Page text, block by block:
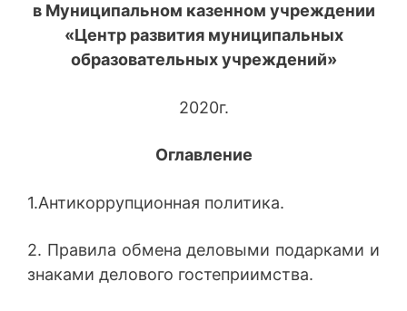
в Муниципальном казенном учреждении
«Центр развития муниципальных
образовательных учреждений»
2020г.
Оглавление
1.Антикоррупционная политика.
2. Правила обмена деловыми подарками и
знаками делового гостеприимства.